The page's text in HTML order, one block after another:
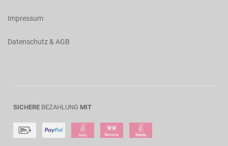
Impressum
Datenschutz & AGB
SICHERE BEZAHLUNG MIT